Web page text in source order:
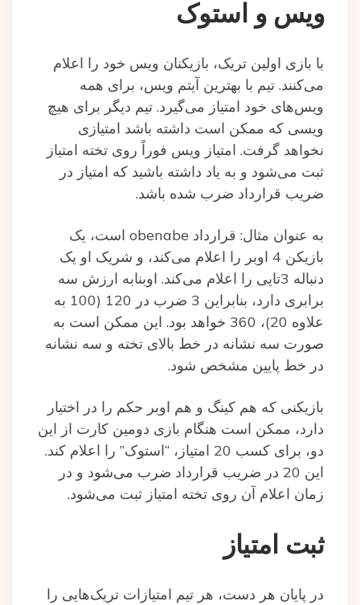
ویس و استوک
با بازی اولین تریک، بازیکنان ویس خود را اعلام
می‌کنند. تیم با بهترین آیتم ویس، برای همه
ویس‌های خود امتیاز می‌گیرد. تیم دیگر برای هیچ
ویسی که ممکن است داشته باشد امتیازی
نخواهد گرفت. امتیاز ویس فوراً روی تخته امتیاز
ثبت می‌شود و به یاد داشته‌ باشید که امتیاز در
ضریب قرارداد ضرب شده‌ باشد.
به عنوان مثال: قرارداد obenabe است، یک
بازیکن 4 اوبر را اعلام می‌کند، و شریک او یک
دنباله 3تایی را اعلام می‌کند. اوبنابه ارزش سه
برابری دارد، بنابراین 3 ضرب در 120 (100 به
علاوه 20)، 360 خواهد بود. این ممکن است به
صورت سه نشانه در خط بالای تخته و سه نشانه
در خط پایین مشخص شود.
بازیکنی که هم کینگ و هم اوبر حکم را در اختیار
دارد، ممکن است هنگام بازی دومین کارت از این
دو، برای کسب 20 امتیاز، “استوک” را اعلام کند.
این 20 در ضریب قرارداد ضرب می‌شود و در
زمان اعلام آن روی تخته امتیاز ثبت می‌شود.
ثبت امتیاز
در پایان هر دست، هر تیم امتیازات تریک‌هایی را